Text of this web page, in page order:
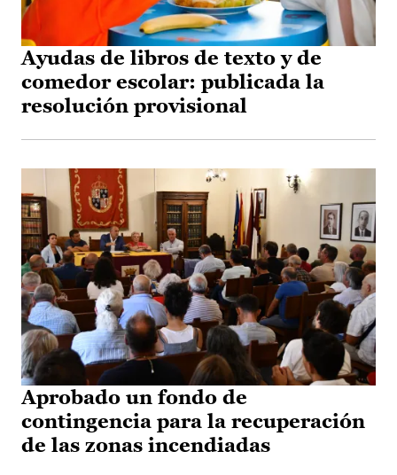
Ayudas de libros de texto y de
comedor escolar: publicada la
resolución provisional
Aprobado un fondo de
contingencia para la recuperación
de las zonas incendiadas